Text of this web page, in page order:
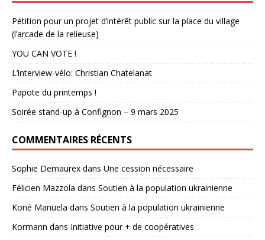
Pétition pour un projet d’intérêt public sur la place du village
(l’arcade de la relieuse)
YOU CAN VOTE !
L’interview-vélo: Christian Chatelanat
Papote du printemps !
Soirée stand-up à Confignon – 9 mars 2025
COMMENTAIRES RÉCENTS
Sophie Demaurex dans Une cession nécessaire
Félicien Mazzola dans Soutien à la population ukrainienne
Koné Manuela dans Soutien à la population ukrainienne
Kormann dans Initiative pour + de coopératives